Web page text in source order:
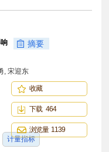
摘要
, 宋迎东
计量指标
收藏
下载 464
浏览量 1139